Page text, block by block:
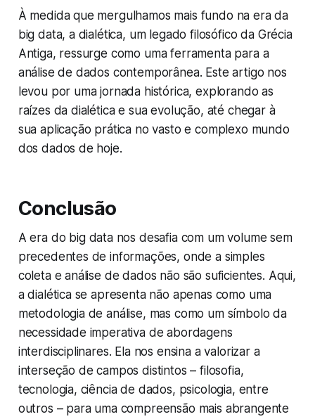
À medida que mergulhamos mais fundo na era da
big data, a dialética, um legado filosófico da Grécia
Antiga, ressurge como uma ferramenta para a
análise de dados contemporânea. Este artigo nos
levou por uma jornada histórica, explorando as
raízes da dialética e sua evolução, até chegar à
sua aplicação prática no vasto e complexo mundo
dos dados de hoje.
Conclusão
A era do big datanos desafia com um volume sem
precedentes de informações, onde a simples
coleta e análise de dados não são suficientes. Aqui,
a dialética se apresenta não apenas como uma
metodologia de análise, mas como um símbolo da
necessidade imperativa de abordagens
interdisciplinares. Ela nos ensina a valorizar a
interseção de campos distintos – filosofia,
tecnologia, ciência de dados, psicologia, entre
outros – para uma compreensão mais abrangente